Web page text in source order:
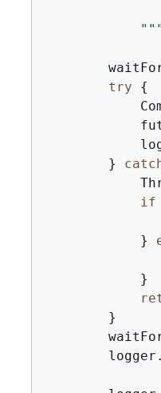
            "
""
try
{
        }
if
            }
            }
        }